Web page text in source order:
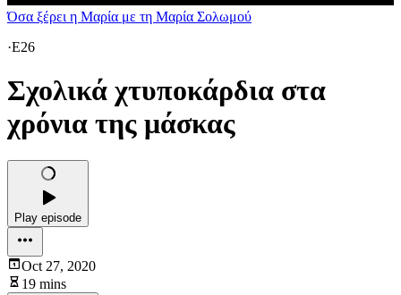
Όσα ξέρει η Μαρία με τη Μαρία Σολωμού
·E26
Σχολικά χτυποκάρδια στα
χρόνια της μάσκας
Play episode
Oct 27, 2020
19 mins